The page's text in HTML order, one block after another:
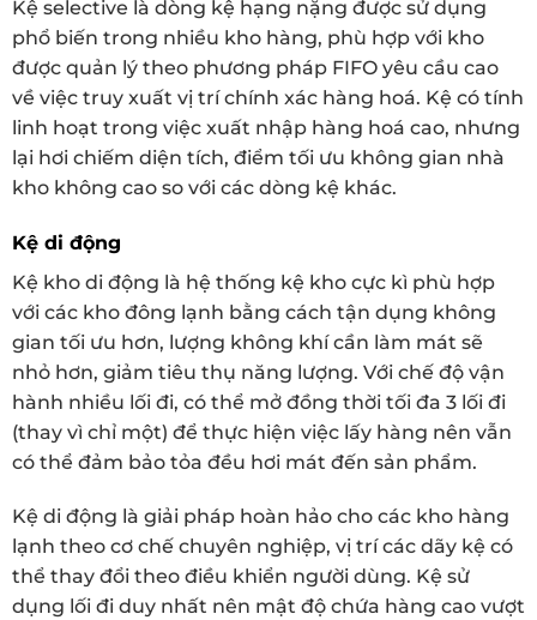
Kệ selective là dòng kệ hạng nặng được sử dụng
phổ biến trong nhiều kho hàng, phù hợp với kho
được quản lý theo phương pháp FIFO yêu cầu cao
về việc truy xuất vị trí chính xác hàng hoá. Kệ có tính
linh hoạt trong việc xuất nhập hàng hoá cao, nhưng
lại hơi chiếm diện tích, điểm tối ưu không gian nhà
kho không cao so với các dòng kệ khác.
Kệ di động
Kệ kho di động là hệ thống kệ kho cực kì phù hợp
với các kho đông lạnh bằng cách tận dụng không
gian tối ưu hơn, lượng không khí cần làm mát sẽ
nhỏ hơn, giảm tiêu thụ năng lượng. Với chế độ vận
hành nhiều lối đi, có thể mở đồng thời tối đa 3 lối đi
(thay vì chỉ một) để thực hiện việc lấy hàng nên vẫn
có thể đảm bảo tỏa đều hơi mát đến sản phẩm.
Kệ di động là giải pháp hoàn hảo cho các kho hàng
lạnh theo cơ chế chuyên nghiệp, vị trí các dãy kệ có
thể thay đổi theo điều khiển người dùng. Kệ sử
dụng lối đi duy nhất nên mật độ chứa hàng cao vượt